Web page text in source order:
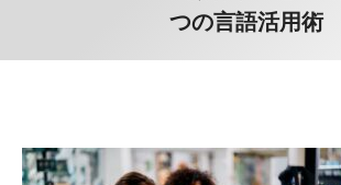
つの言語活用術